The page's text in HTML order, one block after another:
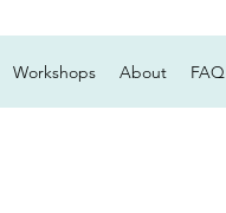
Workshops About FAQ